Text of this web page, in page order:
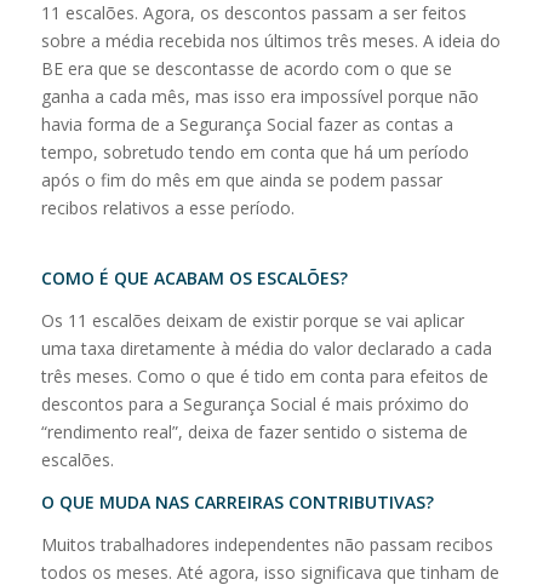
11 escalões. Agora, os descontos passam a ser feitos
sobre a média recebida nos últimos três meses. A ideia do
BE era que se descontasse de acordo com o que se
ganha a cada mês, mas isso era impossível porque não
havia forma de a Segurança Social fazer as contas a
tempo, sobretudo tendo em conta que há um período
após o fim do mês em que ainda se podem passar
recibos relativos a esse período.
COMO É QUE ACABAM OS ESCALÕES?
Os 11 escalões deixam de existir porque se vai aplicar
uma taxa diretamente à média do valor declarado a cada
três meses. Como o que é tido em conta para efeitos de
descontos para a Segurança Social é mais próximo do
“rendimento real”, deixa de fazer sentido o sistema de
escalões.
O QUE MUDA NAS CARREIRAS CONTRIBUTIVAS?
Muitos trabalhadores independentes não passam recibos
todos os meses. Até agora, isso significava que tinham de